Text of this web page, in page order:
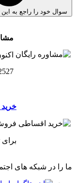
سوال خود را راجع به
برای
ما را در شبکه های